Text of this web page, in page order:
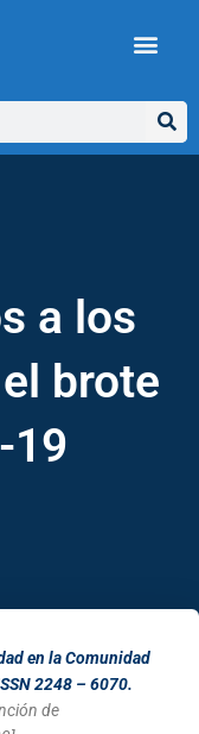
a los
brote
19
en la Comunidad
2248 – 6070.
de